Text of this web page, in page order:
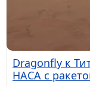
Dragonfly к
НАСА с